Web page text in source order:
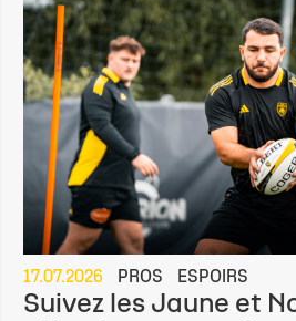
17.07.2026 PROS ESPOIRS
Suivez les Jaune et